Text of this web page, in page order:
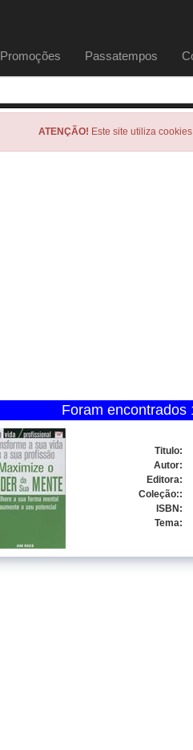
Promoções Passatempos
ATENÇÃO! Este site utiliza
Foram encontrados
Titulo:
Autor:
Editora:
Coleção::
ISBN:
Tema: